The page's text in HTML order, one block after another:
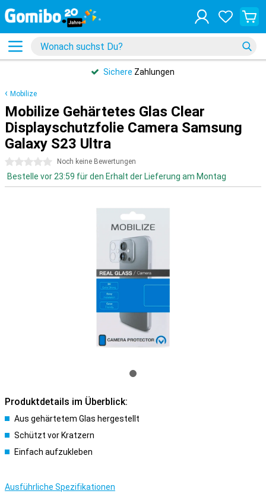
Sichere Zahlungen
Mobilize
Mobilize Gehärtetes Glas Clear
Displayschutzfolie Camera Samsung
Galaxy S23 Ultra
0 Sterne Noch keine Bewertungen
Bestelle vor 23:59 für den Erhalt der Lieferung am Montag
Produktdetails im Überblick:
Aus gehärtetem Glas hergestellt
Schützt vor Kratzern
Einfach aufzukleben
Ausführliche Spezifikationen